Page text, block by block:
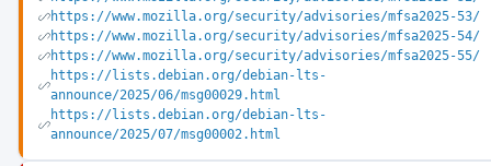
https://www.mozilla.org/security/advisories/mfsa2025-53/
https://www.mozilla.org/security/advisories/mfsa2025-54/
https://www.mozilla.org/security/advisories/mfsa2025-55/
https://lists.debian.org/debian-lts-
announce/2025/06/msg00029.html
https://lists.debian.org/debian-lts-
announce/2025/07/msg00002.html